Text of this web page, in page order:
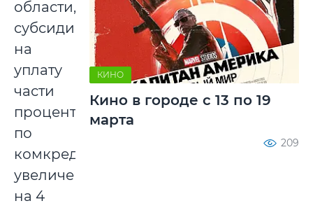
области,
субсидия
на
уплату
части
процентов
по
комкредитам
увеличена
на 4
КИНО
Кино в городе с 13 по 19
марта
209